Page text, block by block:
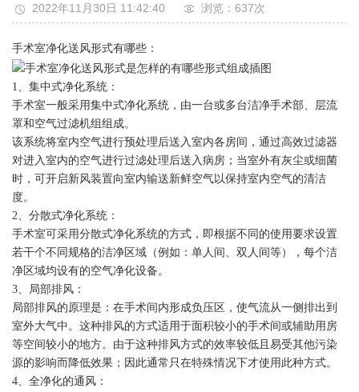
2022年11月30日 11:42:40 浏览：637次
手术室净化送风形式有哪些：
1、集中式净化系统：
手术室一般采用集中式净化系统，由一台或多台洁净手术部、层流
罩和空气过滤机组组成。
该系统将室内空气进行预处理后送入室内各房间，通过高效过滤器
对进入室内的空气进行过滤处理后送入病房；当室外有灰尘或细菌
时，可开启新风装置向室内输送新鲜空气以保持室内空气的清洁
度。
2、分散式净化系统：
手术室可采用分散式净化系统的方式，即根据不同的使用要求设置
若干个不同规格的洁净区域（例如：单人间、双人间等），每个洁
净区域均设有的空气净化设备。
3、局部排风：
局部排风的原理是：在手术间内形成负压区，使气流从一侧排出到
室外大气中。这种排风的方式适用于面积较小的手术间或辅助用房
等空间较小的地方。由于这种排风方式的效率较低且易受其他污染
源的影响而降低效果；因此通常只在特殊情况下才使用此种方式。
4、全净化的通风：